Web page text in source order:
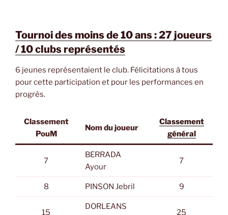
Tournoi des moins de 10 ans : 27 joueurs
/ 10 clubs représentés
6 jeunes représentaient le club. Félicitations à tous
pour cette participation et pour les performances en
progrès.
Classement
PouM
Nom du joueur
Classement
général
7
BERRADA
Ayour
7
8 PINSON Jebril 9
15
DORLEANS
25